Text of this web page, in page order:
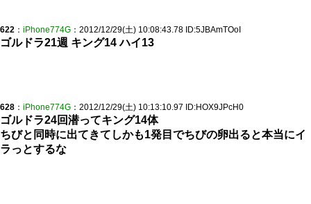
622 ： iPhone774G ：2012/12/29(土) 10:08:43.78 ID:5JBAmTOoI
ゴルドラ21週 キング14 ハイ13
628 ： iPhone774G ：2012/12/29(土) 10:13:10.97 ID:HOX9JPcH0
ゴルドラ24回潜ってキング14体
ちびと同時に出てきてしかも1発目でちびの卵出ると本当にイ
ラっとするな